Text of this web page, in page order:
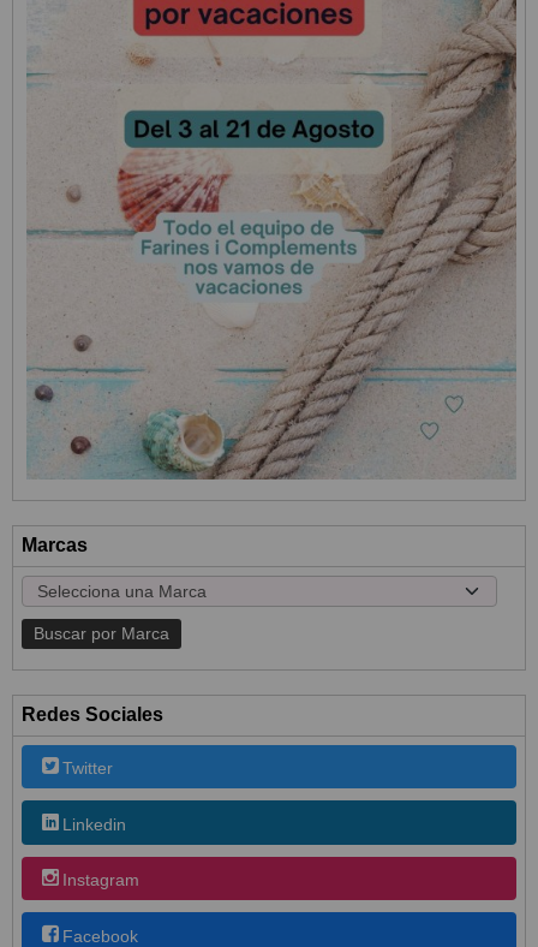
Marcas
Redes Sociales
Twitter
Linkedin
Instagram
Facebook